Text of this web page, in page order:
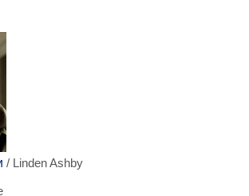
/ Linden Ashby